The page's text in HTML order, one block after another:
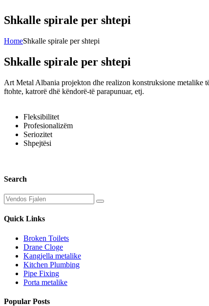
Shkalle spirale per shtepi
HomeShkalle spirale per shtepi
Shkalle spirale per shtepi
Art Metal Albania projekton dhe realizon konstruksione metalike
ftohte, katrorë dhë këndorë-të parapunuar, etj.
Fleksibilitet
Profesionalizëm
Seriozitet
Shpejtësi
Search
Quick Links
Broken Toilets
Drane Cloge
Kangjella metalike
Kitchen Plumbing
Pipe Fixing
Porta metalike
Popular Posts